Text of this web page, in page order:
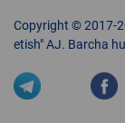
Copyright © 2017-
etish" AJ. Barcha